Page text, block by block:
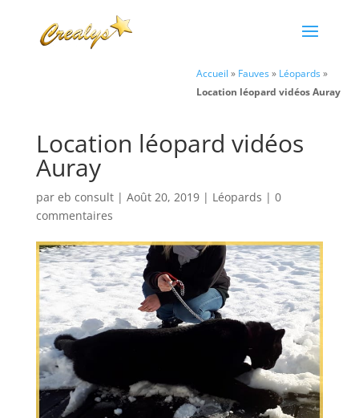
Accueil » Fauves» Léopards»
Location léopard vidéos Auray
Location léopard vidéos
Auray
par eb consult| Août 20, 2019| Léopards | 0
commentaires